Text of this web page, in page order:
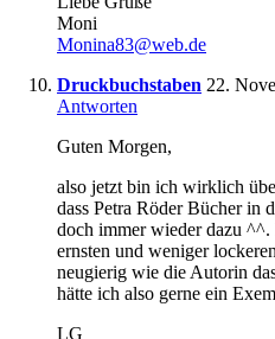
Moni
Monina83@web.de
Druckbuchstaben 22.
Antworten
Guten Morgen,
also jetzt bin ich wirklich
dass Petra Röder Bücher in
doch immer wieder dazu
ernsten und weniger
neugierig wie die Autorin
hätte ich also gerne ein
LG